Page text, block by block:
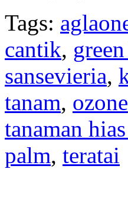
Tags:
cantik,
sansevieria,
tanam, ozone
tanaman
palm, teratai